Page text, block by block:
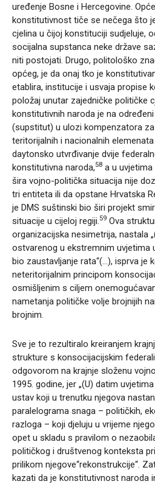
uređenje Bosne i Hercegovine.
konstitutivnost tiče se nečega što
cjelina u čijoj konstituciji sudjeluje,
socijalna supstanca neke države
niti postojati. Drugo, politološko
općeg, je da onaj tko je
etablira, institucije i usvaja propise
položaj unutar zajedničke političke
konstitutivnih naroda je na
(supstitut) u ulozi kompenzatora
teritorijalnih i nacionalnih
daytonsko utvrđivanje dvije
konstitutivna naroda,58 a u
šira vojno-politička situacija nije
tri entiteta ili da opstane Hrvatska
je DMS suštinski bio širi projekt
situacije u cijeloj regiji. 59 Ova
organizacijska nesimetrija, nastala
ostvarenog u ekstremnim uvjetima
bio zaustavljanje rata“(…), isprva je
neteritorijalnim principom
osmišljenim s ciljem
nametanja političke volje brojnijih
brojnim.
Sve je to rezultiralo kreiranjem
strukture s konsocijacijskim
odgovorom na krajnje složenu
1995. godine, jer „(U) datim
ustav koji u trenutku njegova
paralelograma snaga – političkih,
razloga – koji djeluju u vrijeme
opet u skladu s pravilom o
političkog i društvenog konteksta
prilikom njegove“rekonstrukcije“.
kazati da je konstitutivnost naroda